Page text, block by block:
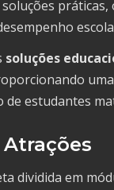
soluções
estudantes
dividida em